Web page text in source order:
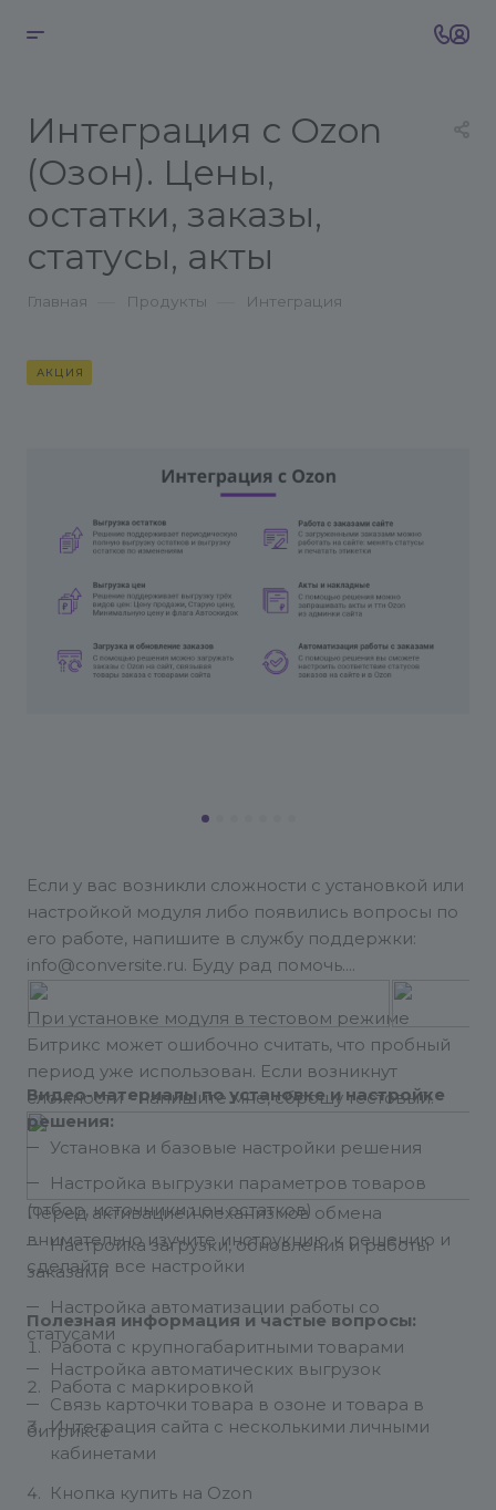
Интеграция с Ozon
(Озон). Цены,
остатки, заказы,
статусы, акты
Главная Продукты Интеграция
АКЦИЯ
Если у вас возникли сложности с установкой или
настройкой модуля либо появились вопросы по
его работе, напишите в службу поддержки:
info@conversite.ru. Буду рад помочь.
При установке модуля в тестовом режиме
Битрикс может ошибочно считать, что пробный
период уже использован. Если возникнут
сложности - напишите мне, сброшу тестовый.
Перед активацией механизмов обмена
внимательно изучите инструкцию к решению и
сделайте все настройки
Видео-материалы по установке и настройке
решения:
Установка и базовые настройки решения
Настройка выгрузки параметров товаров
(отбор, источники цен остатков)
Настройка загрузки, обновления и работы
заказами
Настройка автоматизации работы со
статусами
Настройка автоматических выгрузок
Связь карточки товара в озоне и товара в
битриксе
Полезная информация и частые вопросы:
Работа с крупногабаритными товарами
Работа с маркировкой
Интеграция сайта с несколькими личными
кабинетами
Кнопка купить на Ozon